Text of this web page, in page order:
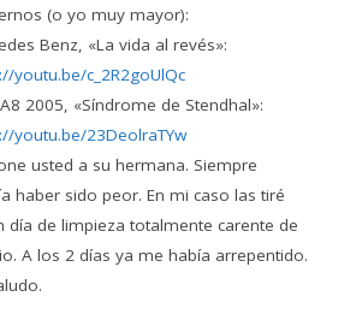
(o yo muy mayor):
Benz, «La vida al revés»:
youtu.be/c_2R2goUlQc
2005, «Síndrome de Stendhal»:
youtu.be/23DeolraTYw
usted a su hermana. Siempre
haber sido peor. En mi caso las tiré
día de limpieza totalmente carente de
A los 2 días ya me había arrepentido.